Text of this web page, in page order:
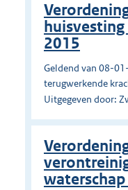
2015
Geldend van 08-
terugwerkende
Uitgegeven door: